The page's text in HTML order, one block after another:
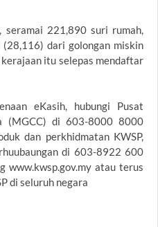
seramai 221,890 suri rumah,
dari golongan miskin
itu selepas mendaftar
eKasih, hubungi Pusat
(MGCC) di 603-8000 8000
dan perkhidmatan KWSP,
di 603-8922 600
www.kwsp.gov.my atau terus
di seluruh negara